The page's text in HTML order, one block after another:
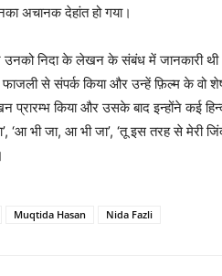
अचानक देहांत हो गया।
निदा के लेखन के संबंध में जानकारी
से संपर्क किया और उन्हें फ़िल्म के वो
प्रारम्भ किया और उसके बाद इन्होंने कई
भी जा, आ भी जा’, ‘तू इस तरह से मेरी
Muqtida Hasan Nida Fazli